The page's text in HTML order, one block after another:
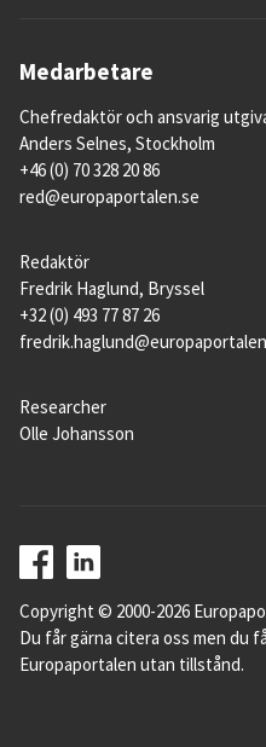
Medarbetare
Chefredaktör och ansvarig
Anders Selnes, Stockholm
+46 (0) 70 328 20 86
red@europaportalen.se
Redaktör
Fredrik Haglund, Bryssel
+32 (0) 493 77 87 26
Researcher
Olle Johansson
Copyright © 2000-2026
Du får gärna citera oss men du
Europaportalen utan tillstånd.